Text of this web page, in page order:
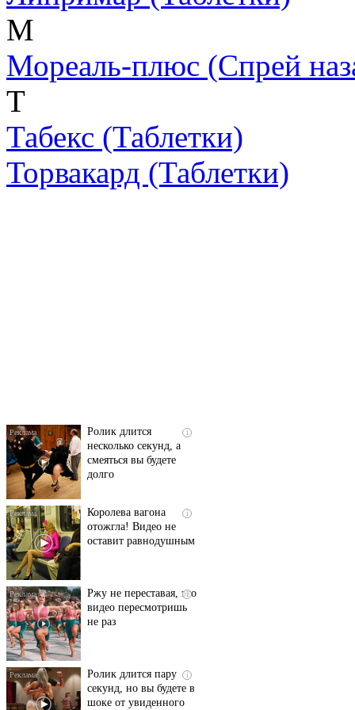
М
Мореаль-плюс (Спрей
Т
Табекс (Таблетки)
Торвакард (Таблетки)
i
Ролик длится
несколько секунд, а
смеяться вы будете
долго
i
Королева вагона
отожгла! Видео не
оставит равнодушным
i
Ржу не переставая, это
видео пересмотришь
не раз
i
Ролик длится пару
секунд, но вы будете в
шоке от увиденного